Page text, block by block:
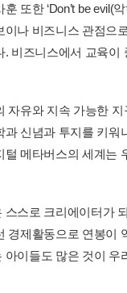
훈 또한 ‘Don’t be
이나 비즈니스 관점으
. 비즈니스에서 교육이
자유와 지속 가능한
과 신념과 투지를 키워
털 메타버스의 세계는
스스로 크리에이터가
경제활동으로 연봉이
아이들도 많은 것이 우